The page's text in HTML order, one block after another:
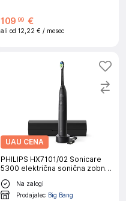
109 99 €
ali od 12,22 € / mesec
UAU CENA
PHILIPS HX7101/02 Sonicare
5300 električna sonična zobna
ščetka
Na zalogi
Prodajalec Big Bang